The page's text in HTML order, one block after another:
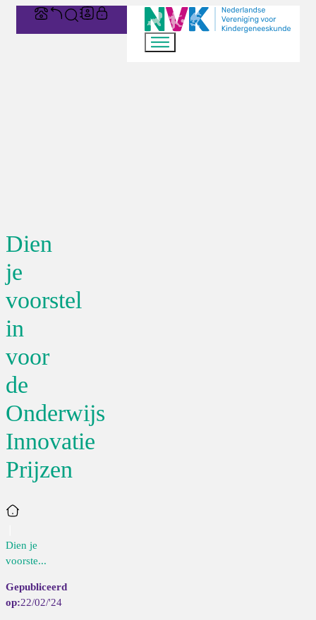
Dien
je
voorstel
in
voor
de
Onderwijs
Innovatie
Prijzen
Home
Dien je
voorste...
22/02/'24